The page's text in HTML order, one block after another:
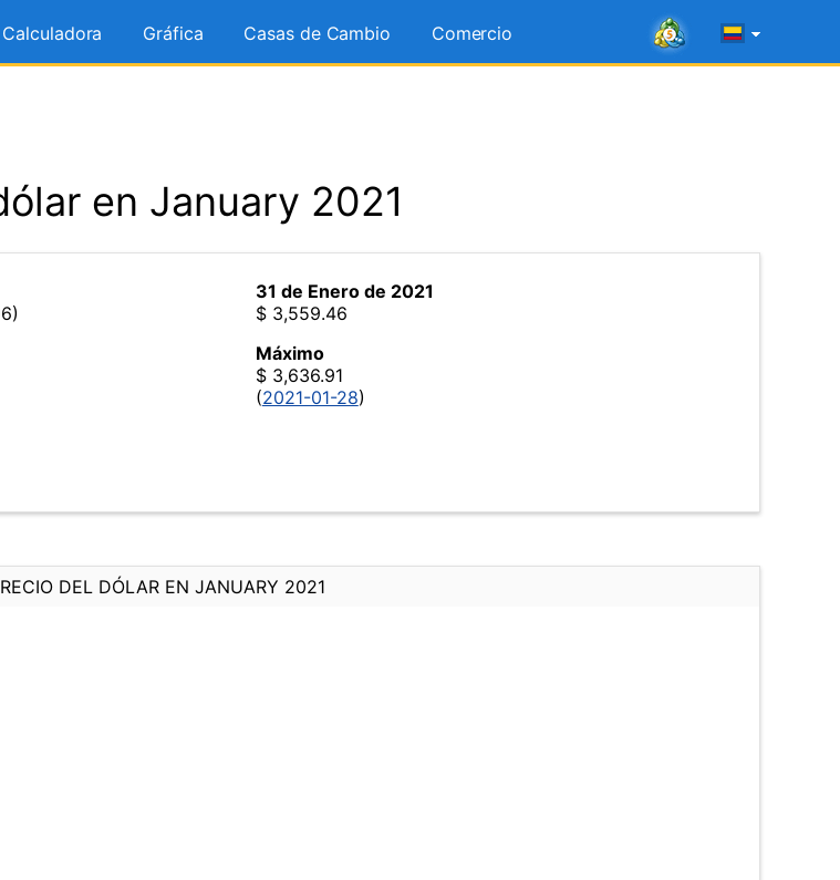
Calculadora Gráfica Casas de Cambio Comercio
en January 2021
31 de Enero de 2021
$ 3,559.46
Máximo
$ 3,636.91
(2021-01-28)
DEL DÓLAR EN JANUARY 2021